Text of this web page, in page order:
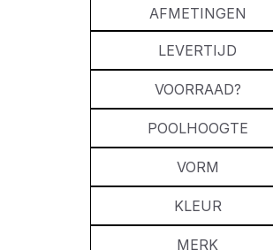
AFMETINGEN
LEVERTIJD
VOORRAAD?
POOLHOOGTE
VORM
KLEUR
MERK